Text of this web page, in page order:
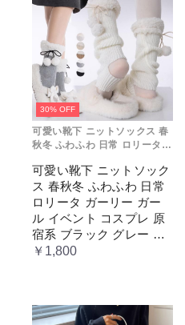
30% OFF
可愛い靴下 ニットソックス 春
秋冬 ふわふわ 日常 ロリータ
プレ 原宿系 ブラック グレー
ベージュ cm067t2t2x1 ホワ
イト
可愛い靴下 ニットソック
ス 春秋冬 ふわふわ 日常
ロリータ ガーリー ガー
ル イベント コスプレ 原
宿系 ブラック グレー ベ
ージュ cm067t2t2x1 ホワ
￥1,800